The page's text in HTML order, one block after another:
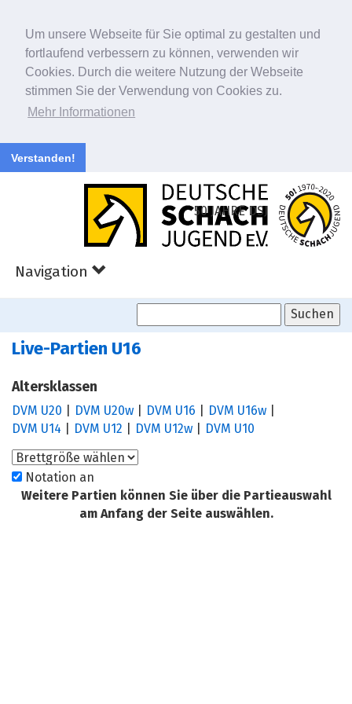
Um unsere Webseite für Sie optimal zu gestalten und
fortlaufend verbessern zu können, verwenden wir
Cookies. Durch die weitere Nutzung der Webseite
stimmen Sie der Verwendung von Cookies zu.
Mehr Informationen
Verstanden!
Navigation
50 JAHRE DSJ
Live-Partien U16
Altersklassen
DVM U20 DVM U20w DVM U16
DVM U16w
DVM U14
DVM U12 DVM U12w DVM U10
Notation an
Weitere Partien können Sie über die Partieauswahl
am Anfang der Seite auswählen.